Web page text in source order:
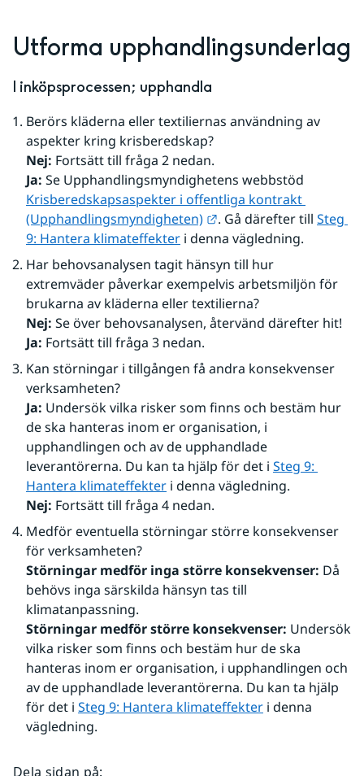
Utforma upphandlingsunderlag
I inköpsprocessen; upphandla
Berörs kläderna eller textiliernas användning av
aspekter kring krisberedskap?
Nej: Fortsätt till fråga 2 nedan.
Ja:
Krisberedskapsaspekter i offentliga kontrakt
(Upphandlingsmyndigheten)
Länk till annan
. Gå därefter till Steg
9: Hantera klimateffekter i denna vägledning.
Har behovsanalysen tagit hänsyn till hur
extremväder påverkar exempelvis arbetsmiljön för
brukarna av kläderna eller textilierna?
Nej: Se över behovsanalysen, återvänd därefter hit!
Ja: Fortsätt till fråga 3 nedan.
Kan störningar i tillgången få andra konsekvenser
verksamheten?
Ja: Undersök vilka risker som finns och bestäm hur
de ska hanteras inom er organisation, i
upphandlingen och av de upphandlade
leverantörerna. Du kan ta hjälp för det i Steg 9:
Hantera klimateffekter i denna vägledning.
Nej: Fortsätt till fråga 4 nedan.
Medför eventuella störningar större konsekvenser
för verksamheten?
Störningar medför inga större konsekvenser: Då
behövs inga särskilda hänsyn tas till
klimatanpassning.
Störningar medför större konsekvenser: Undersök
vilka risker som finns och bestäm hur de ska
hanteras inom er organisation, i upphandlingen och
av de upphandlade leverantörerna. Du kan ta hjälp
för det i Steg 9: Hantera klimateffekter i denna
vägledning.
Dela sidan på: